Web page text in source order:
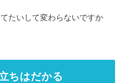
たいして変わらないですか
ちはだかる